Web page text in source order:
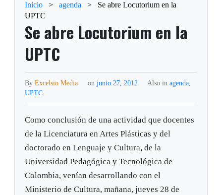
Inicio > agenda >
Se abre Locutorium en la
UPTC
Se abre Locutorium en la
UPTC
ByExcelsio Media on junio 27, 2012 Also in agenda,
UPTC
Como conclusión de una actividad que docentes
de la Licenciatura en Artes Plásticas y del
doctorado en Lenguaje y Cultura, de la
Universidad Pedagógica y Tecnológica de
Colombia, venían desarrollando con el
Ministerio de Cultura, mañana, jueves 28 de